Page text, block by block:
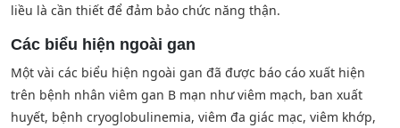
liều là cần thiết để đảm bảo chức năng thận.
Các biểu hiện ngoài gan
Một vài các biểu hiện ngoài gan đã được báo cáo xuất hiện
trên bệnh nhân viêm gan B mạn như viêm mạch, ban xuất
huyết, bệnh cryoglobulinemia, viêm đa giác mạc, viêm khớp,